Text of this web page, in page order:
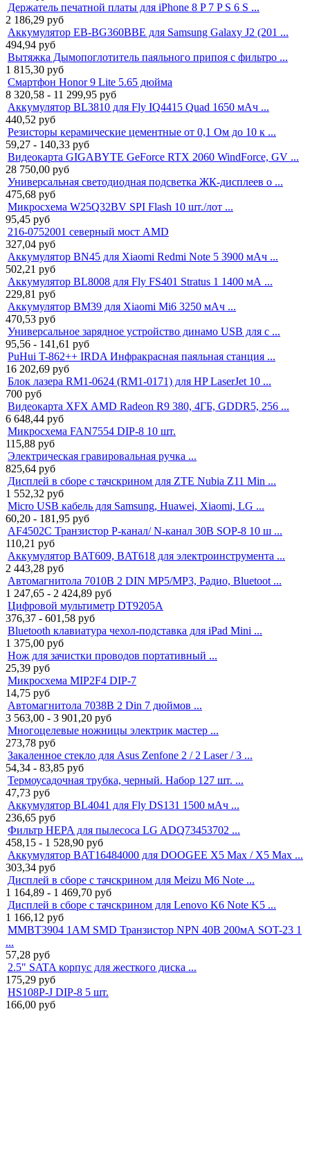
Держатель печатной платы для iPhone 8 P 7 P S 6 S ...
2 186,29 руб
Аккумулятор EB-BG360BBE для Samsung Galaxy J2 (201 ...
494,94 руб
Вытяжка Дымопоглотитель паяльного припоя с фильтро ...
1 815,30 руб
Смартфон Honor 9 Lite 5.65 дюйма
8 320,58 - 11 299,95 руб
Аккумулятор BL3810 для Fly IQ4415 Quad 1650 мАч ...
440,52 руб
Резисторы керамические цементные от 0,1 Ом до 10 к ...
59,27 - 140,33 руб
Видеокарта GIGABYTE GeForce RTX 2060 WindForce, GV ...
28 750,00 руб
Универсальная светодиодная подсветка ЖК-дисплеев о ...
475,68 руб
Микросхема W25Q32BV SPI Flash 10 шт./лот ...
95,45 руб
216-0752001 северный мост AMD
327,04 руб
Аккумулятор BN45 для Xiaomi Redmi Note 5 3900 мАч ...
502,21 руб
Аккумулятор BL8008 для Fly FS401 Stratus 1 1400 мА ...
229,81 руб
Аккумулятор BM39 для Xiaomi Mi6 3250 мАч ...
470,53 руб
Универсальное зарядное устройство динамо USB для с ...
95,56 - 141,61 руб
PuHui T-862++ IRDA Инфракрасная паяльная станция ...
16 202,69 руб
Блок лазера RM1-0624 (RM1-0171) для HP LaserJet 10 ...
700 руб
Видеокарта XFX AMD Radeon R9 380, 4ГБ, GDDR5, 256 ...
6 648,44 руб
Микросхема FAN7554 DIP-8 10 шт.
115,88 руб
Электрическая гравировальная ручка ...
825,64 руб
Дисплей в сборе с тачскрином для ZTE Nubia Z11 Min ...
1 552,32 руб
Micro USB кабель для Samsung, Huawei, Xiaomi, LG ...
60,20 - 181,95 руб
AF4502C Транзистор P-канал/ N-канал 30В SOP-8 10 ш ...
110,21 руб
Аккумулятор BAT609, BAT618 для электроинструмента ...
2 443,28 руб
Автомагнитола 7010B 2 DIN MP5/MP3, Радио, Bluetoot ...
1 247,65 - 2 424,89 руб
Цифровой мультиметр DT9205A
376,37 - 601,58 руб
Bluetooth клавиатура чехол-подставка для iPad Mini ...
1 375,00 руб
Нож для зачистки проводов портативный ...
25,39 руб
Микросхема MIP2F4 DIP-7
14,75 руб
Автомагнитола 7038B 2 Din 7 дюймов ...
3 563,00 - 3 901,20 руб
Многоцелевые ножницы электрик мастер ...
273,78 руб
Закаленное стекло для Asus Zenfone 2 / 2 Laser / 3 ...
54,34 - 83,85 руб
Термоусадочная трубка, черный. Набор 127 шт. ...
47,73 руб
Аккумулятор BL4041 для Fly DS131 1500 мАч ...
236,65 руб
Фильтр HEPA для пылесоса LG ADQ73453702 ...
458,15 - 1 528,90 руб
Аккумулятор BAT16484000 для DOOGEE X5 Max / X5 Max ...
303,34 руб
Дисплей в сборе с тачскрином для Meizu M6 Note ...
1 164,89 - 1 469,70 руб
Дисплей в сборе с тачскрином для Lenovo K6 Note K5 ...
1 166,12 руб
MMBT3904 1AM SMD Транзистор NPN 40В 200мА SOT-23 1
...
57,28 руб
2.5" SATA корпус для жесткого диска ...
175,29 руб
HS108P-J DIP-8 5 шт.
166,00 руб